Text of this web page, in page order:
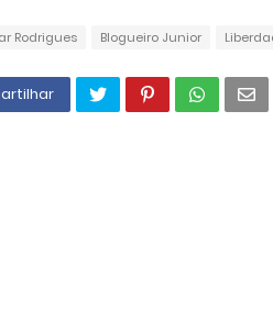
Rodrigues Blogueiro Junior